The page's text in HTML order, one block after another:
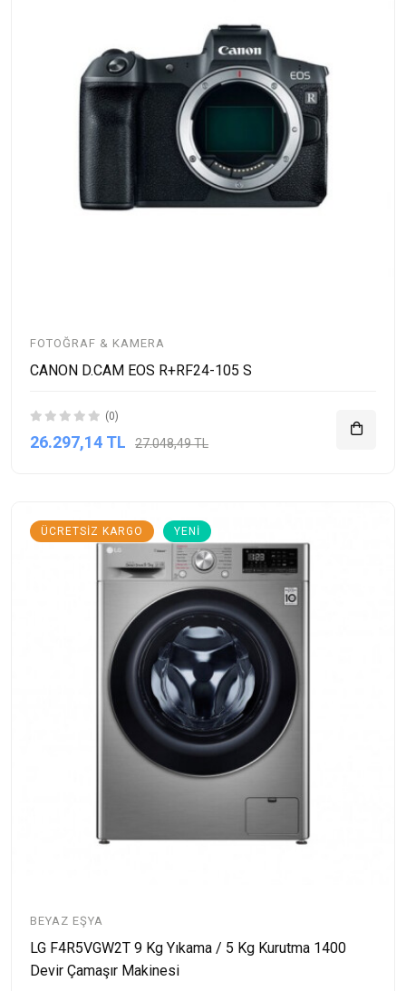
FOTOĞRAF & KAMERA
CANON D.CAM EOS R+RF24-105 S
(0)
26.297,14 TL 27.048,49 TL
ÜCRETSIZ KARGO YENI
BEYAZ EŞYA
LG F4R5VGW2T 9 Kg Yıkama / 5 Kg Kurutma 1400
Devir Çamaşır Makinesi